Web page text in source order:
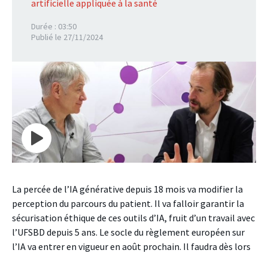
artificielle appliquée à la santé
Durée : 03:50
Publié le 27/11/2024
La percée de l’IA générative depuis 18 mois va modifier la
perception du parcours du patient. Il va falloir garantir la
sécurisation éthique de ces outils d’IA, fruit d’un travail avec
l’UFSBD depuis 5 ans. Le socle du règlement européen sur
l’IA va entrer en vigueur en août prochain. Il faudra dès lors